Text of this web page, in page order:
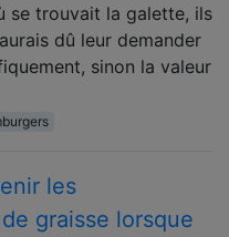
se trouvait la galette, ils
dû leur demander
sinon la valeur
les
graisse lorsque